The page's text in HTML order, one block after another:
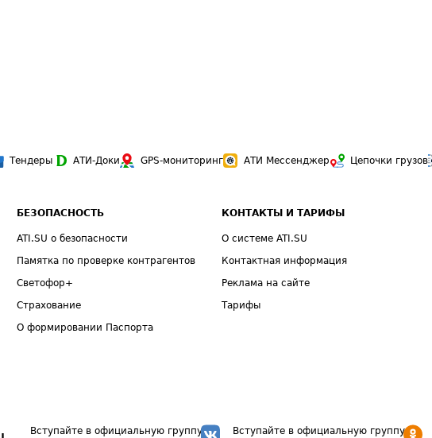
Тендеры АТИ-Доки GPS-мониторинг АТИ Мессенджер Цепочки грузов
БЕЗОПАСНОСТЬ
ATI.SU о безопасности
Памятка по проверке контрагентов
Светофор+
Страхование
О формировании Паспорта
КОНТАКТЫ И ТАРИФЫ
О системе ATI.SU
Контактная информация
Реклама на сайте
Тарифы
Вступайте в официальную группу Вступайте в официальную группу